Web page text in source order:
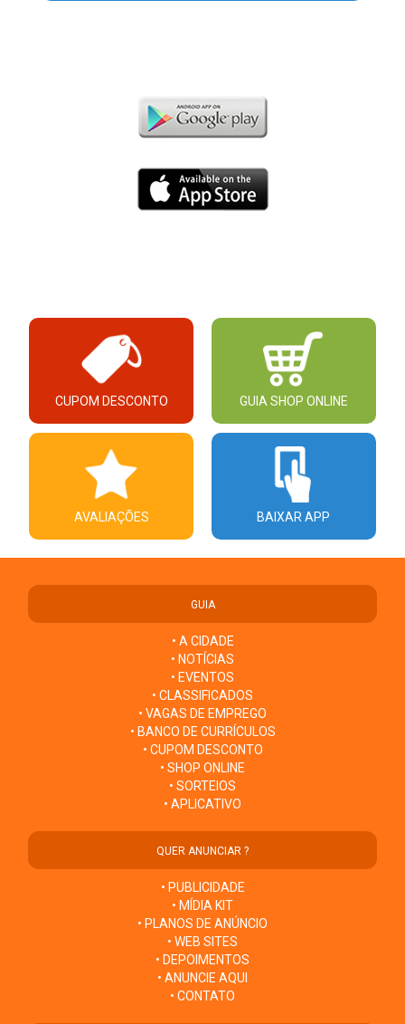
CUPOM DESCONTO GUIA SHOP ONLINE
AVALIAÇÕES BAIXAR APP
GUIA
• A CIDADE
• NOTÍCIAS
• EVENTOS
• CLASSIFICADOS
• VAGAS DE EMPREGO
• BANCO DE CURRÍCULOS
• CUPOM DESCONTO
• SHOP ONLINE
• SORTEIOS
• APLICATIVO
QUER ANUNCIAR ?
• PUBLICIDADE
• MÍDIA KIT
• PLANOS DE ANÚNCIO
• WEB SITES
• DEPOIMENTOS
• ANUNCIE AQUI
• CONTATO